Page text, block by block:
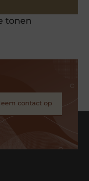
tonen
contact op